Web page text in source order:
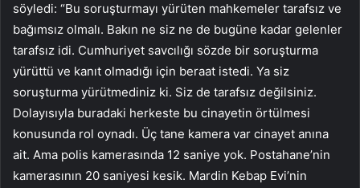
söyledi: “Bu soruşturmayı yürüten mahkemeler tarafsız ve
bağımsız olmalı. Bakın ne siz ne de bugüne kadar gelenler
tarafsız idi. Cumhuriyet savcılığı sözde bir soruşturma
yürüttü ve kanıt olmadığı için beraat istedi. Ya siz
soruşturma yürütmediniz ki. Siz de tarafsız değilsiniz.
Dolayısıyla buradaki herkeste bu cinayetin örtülmesi
konusunda rol oynadı. Üç tane kamera var cinayet anına
ait. Ama polis kamerasında 12 saniye yok. Postahane’nin
kamerasının 20 saniyesi kesik. Mardin Kebap Evi’nin